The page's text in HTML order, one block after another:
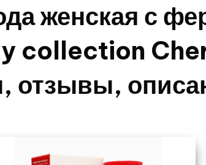
женская с
collection
отзывы,